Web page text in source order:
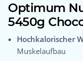
Optimum
5450g
Hochkalorischer
Muskelaufbau